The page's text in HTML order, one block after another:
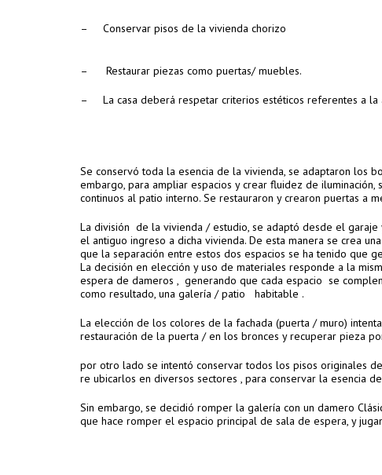
– Conservar pisos de la vivienda chorizo
– Restaurar piezas como puertas/ muebles.
– La casa deberá respetar criterios estéticos referentes a la
Se conservó toda la esencia de la vivienda, se adaptaron los
embargo, para ampliar espacios y crear fluidez de
continuos al patio interno. Se restauraron y crearon puertas a
La división de la vivienda / estudio, se adaptó desde el
el antiguo ingreso a dicha vivienda. De esta manera se crea
que la separación entre estos dos espacios se ha tenido que
La decisión en elección y uso de materiales responde a la
espera de dameros , generando que cada espacio se
como resultado, una galería / patio habitable .
La elección de los colores de la fachada (puerta / muro)
restauración de la puerta / en los bronces y recuperar pieza
por otro lado se intentó conservar todos los pisos originales
re ubicarlos en diversos sectores , para conservar la esencia
Sin embargo, se decidió romper la galería con un damero
que hace romper el espacio principal de sala de espera, y